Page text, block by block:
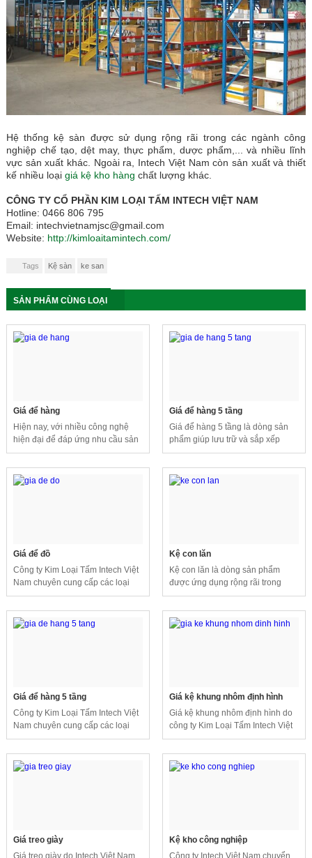
Hệ thống kệ sàn được sử dụng rộng rãi trong các ngành công
nghiệp chế tạo, dệt may, thực phẩm, dược phẩm,... và nhiều lĩnh
vực sản xuất khác. Ngoài ra, Intech Việt Nam còn sản xuất và thiết
kế nhiều loại giá kệ kho hàng chất lượng khác.
CÔNG TY CỔ PHẦN KIM LOẠI TẤM INTECH VIỆT NAM
Hotline: 0466 806 795
Email: intechvietnamjsc@gmail.com
Website: http://kimloaitamintech.com/
Tags Kệ sàn ke san
SẢN PHẨM CÙNG LOẠI
Giá để hàng
Hiện nay, với nhiều công nghệ
hiện đại để đáp ứng nhu cầu sản
xuất ngày càng cao, các doanh
hệ thống băng tải vào sản xuất.
Giá để hàng 5 tầng
Giá để hàng 5 tầng là dòng sản
phẩm giúp lưu trữ và sắp xếp
nhiều loại hàng hóa, giúp tiết
cao.
Giá để đồ
Công ty Kim Loại Tấm Intech Việt
Nam chuyên cung cấp các loại
giá kệ, giá để hàng với nhiều chất
Kệ con lăn
Kệ con lăn là dòng sản phẩm
được ứng dụng rộng rãi trong
nhiều ngành công nghiệp hiện
Giá để hàng 5 tầng
Công ty Kim Loại Tấm Intech Việt
Nam chuyên cung cấp các loại
giá kệ, giá để hàng với nhiều chất
Giá kệ khung nhôm định hình
Giá kệ khung nhôm định hình do
công ty Kim Loại Tấm Intech Việt
Nam thiết kế và lắp đặt theo yêu
Giá treo giày
Kệ kho công nghiệp